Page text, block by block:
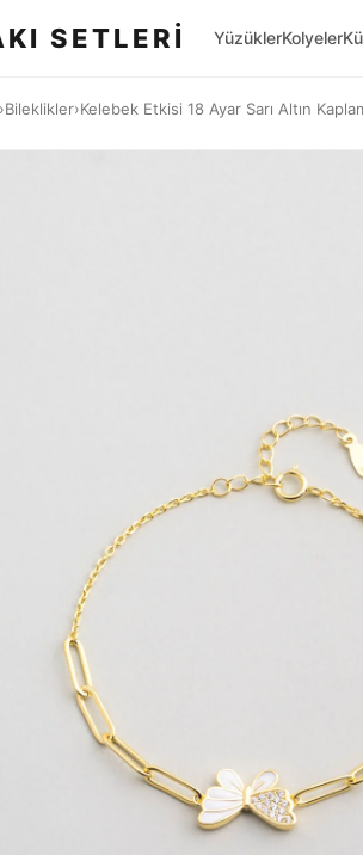
SETLERİ YüzüklerKolyeler
›Bileklikler›Kelebek Etkisi 18 Ayar Sarı Altın